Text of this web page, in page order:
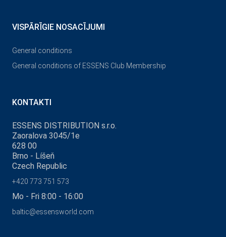
VISPĀRĪGIE NOSACĪJUMI
General conditions
General conditions of ESSENS Club Membership
KONTAKTI
ESSENS DISTRIBUTION s.r.o.
Zaoralova 3045/1e
628 00
Brno - Líšeň
Czech Republic
+420 773 751 573
Mo - Fri 8:00 - 16:00
baltic@essensworld.com